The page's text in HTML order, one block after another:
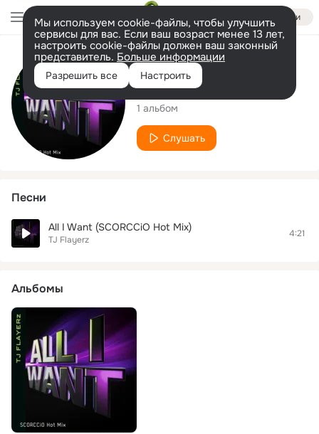
Войти
Мы используем cookie-файлы, чтобы улучшить
сервисы для вас. Если ваш возраст менее 13 лет,
настроить cookie-файлы должен ваш законный
представитель. Больше информации
Разрешить все Настроить
Исполнитель
TJ Flayerz
1 альбом
Слушать
Песни
All I Want (SCORCCiO Hot Mix)
TJ Flayerz
4:21
Альбомы